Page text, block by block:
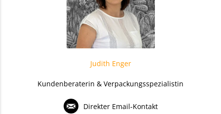
Judith Enger
Kundenberaterin & Verpackungsspezialistin
Direkter Email-Kontakt